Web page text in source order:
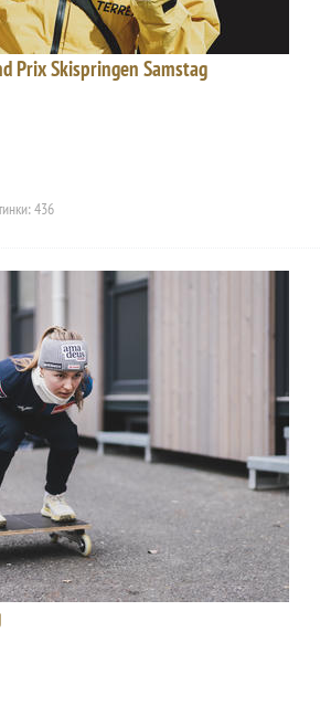
Prix Skispringen Samstag
436